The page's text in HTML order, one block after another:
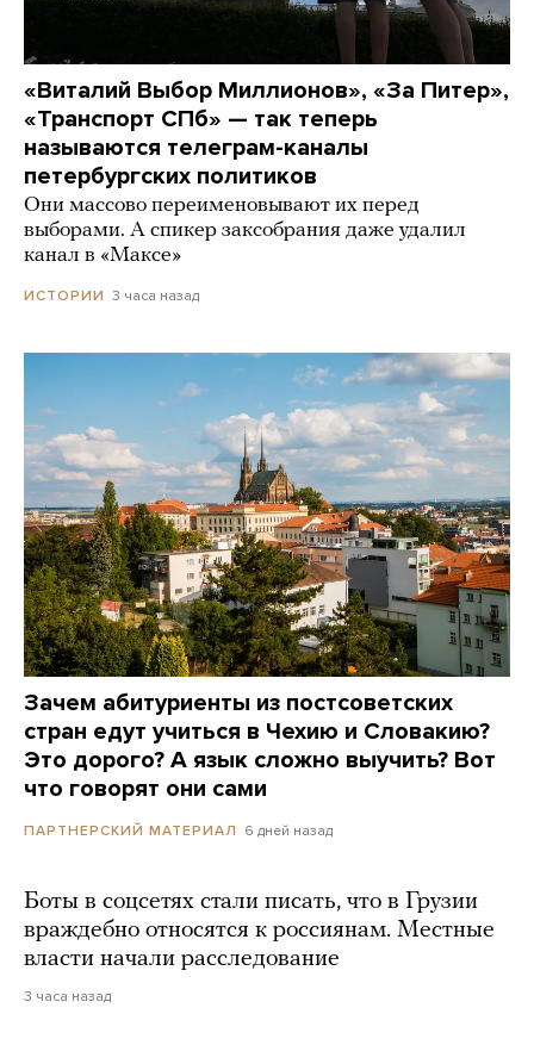
«Виталий Выбор Миллионов», «За Питер»,
«Транспорт СПб» — так теперь
называются телеграм-каналы
петербургских политиков
Они массово переименовывают их перед
выборами. А спикер заксобрания даже удалил
канал в «Максе»
ИСТОРИИ 3 часа назад
Зачем абитуриенты из постсоветских
стран едут учиться в Чехию и Словакию?
Это дорого? А язык сложно выучить? Вот
что говорят они сами
ПАРТНЕРСКИЙ МАТЕРИАЛ 6 дней назад
Боты в соцсетях стали писать, что в Грузии
враждебно относятся к россиянам. Местные
власти начали расследование
3 часа назад